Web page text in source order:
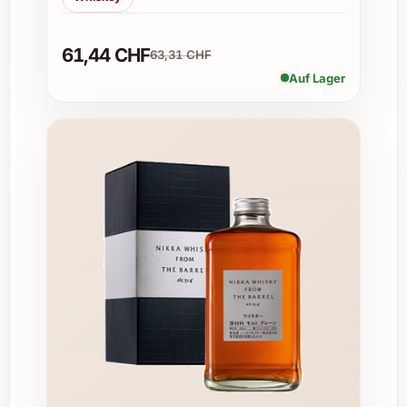
Feiertagen
Silvester oder Sommerabenden im
gemütlichen Abenden mit Freunden
Restaurants und in der gehobenen
Zur Erweiterung eines hochwertigen
Weinkellers
Bei Firmenevents als exklusives Präsent
oder Aperitif
Warum Lagavulin 16 Jahre wählen?
Mit seiner ausgezeichneten Qualität, der
langjährigen Lagerung und dem
authentischen Geschmack ist dieser Single
61,44 CHF63,31 CHF
Auf Lager